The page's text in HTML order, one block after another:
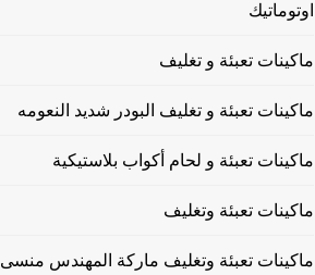
اوتوماتيك
ماكينات تعبئة و تغليف
ماكينات تعبئة و تغليف البودر شديد النعومه
ماكينات تعبئة و لحام أكواب بلاستيكية
ماكينات تعبئة وتغليف
ماكينات تعبئة وتغليف ماركة المهندس منسى